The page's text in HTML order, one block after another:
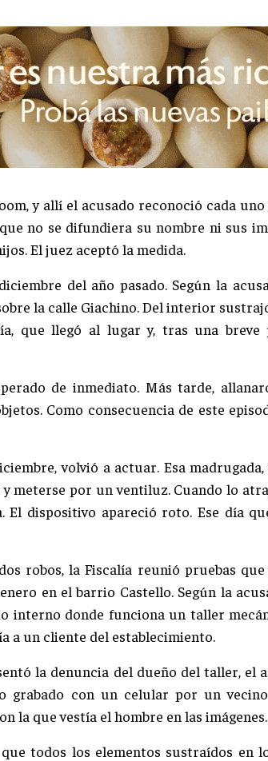
y allí el acusado reconoció cada
no se difundiera su nombre ni sus
El juez aceptó la medida.
del año pasado. Según la
la calle Giachino. Del interior
que llegó al lugar y, tras una breve
de inmediato. Más tarde,
Como consecuencia de este
volvió a actuar. Esa
meterse por un ventiluz. Cuando lo
El dispositivo apareció roto. Ese día
robos, la Fiscalía reunió pruebas
en el barrio Castello. Según la
interno donde funciona un taller
a un cliente del establecimiento.
la denuncia del dueño del taller, el
grabado con un celular por un
la que vestía el hombre en las imágenes.
todos los elementos sustraídos en